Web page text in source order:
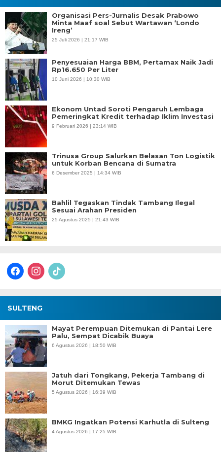
Organisasi Pers-Jurnalis Desak Prabowo
Minta Maaf soal Sebut Wartawan ‘Londo
Ireng’
25 Juli 2026 | 21:17 WIB
Penyesuaian Harga BBM, Pertamax Naik Jadi
Rp16.650 Per Liter
10 Juni 2026 | 10:30 WIB
Ekonom Untad Soroti Pengaruh Lembaga
Pemeringkat Kredit terhadap Iklim Investasi
9 Februari 2026 | 23:14 WIB
Trinusa Group Salurkan Belasan Ton Logistik
untuk Korban Bencana di Sumatra
6 Desember 2025 | 14:34 WIB
Bahlil Tegaskan Tindak Tambang Ilegal
Sesuai Arahan Presiden
25 Agustus 2025 | 21:43 WIB
facebookinstagram
tiktok
SULTENG
Mayat Perempuan Ditemukan di Pantai Lere
Palu, Sempat Dicabik Buaya
6 Agustus 2026 | 18:50 WIB
Jatuh dari Tongkang, Pekerja Tambang di
Morut Ditemukan Tewas
5 Agustus 2026 | 16:39 WIB
BMKG Ingatkan Potensi Karhutla di Sulteng
4 Agustus 2026 | 17:25 WIB